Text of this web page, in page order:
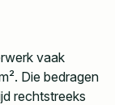
vaak
Die bedragen
rechtstreeks